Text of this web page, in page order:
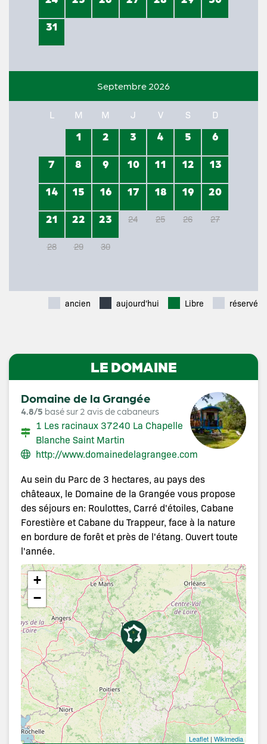
31
Septembre 2026
L M M J V S D
1 2 3 4 5
6
7
8 9 10 11 12
13
14
15 16 17 18 19
20
21
22 23 24 25 26 27
28 29 30
ancien aujourd'hui Libre réservé
LE DOMAINE
Domaine de la Grangée
4.8/5 basé sur 2 avis de cabaneurs
1 Les racinaux 37240 La Chapelle
Blanche Saint Martin
http://www.domainedelagrangee.com
Au sein du Parc de 3 hectares, au pays des
châteaux, le Domaine de la Grangée vous propose
des séjours en: Roulottes, Carré d'étoiles, Cabane
Forestière et Cabane du Trappeur, face à la nature
en bordure de forêt et près de l'étang. Ouvert toute
l'année.
+
−
Leaflet | Wikimedia